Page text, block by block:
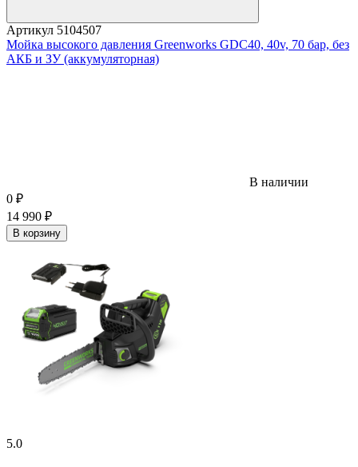
Артикул 5104507
Мойка высокого давления Greenworks GDC40, 40v, 70 бар, без
АКБ и ЗУ (аккумуляторная)
В наличии
0 ₽
14 990 ₽
В корзину
5.0